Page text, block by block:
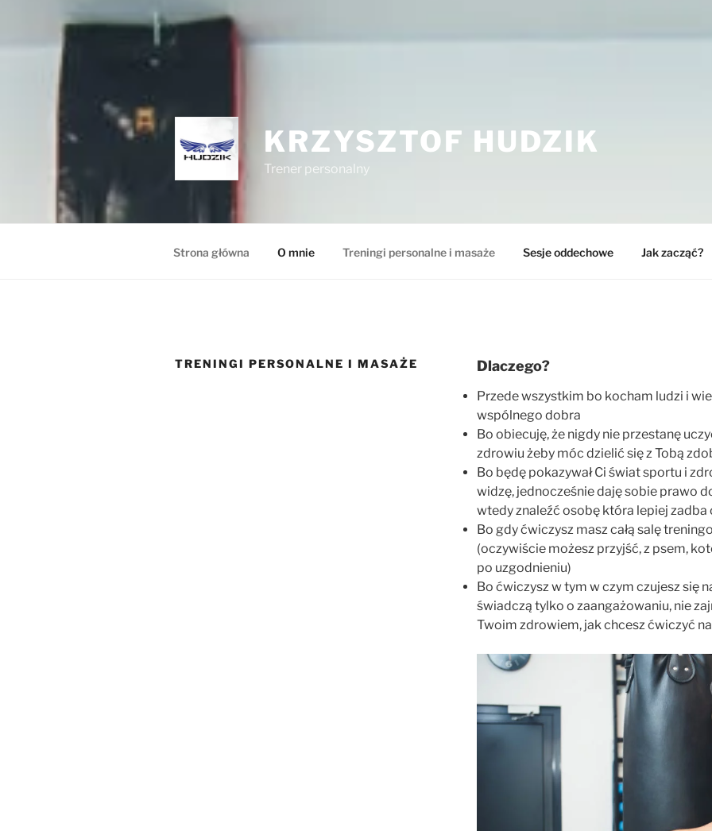
KRZYSZTOF HUDZIK
Trener personalny
Strona główna O mnie Treningi personalne i masaże Sesje oddechowe Jak zacząć?
TRENINGI PERSONALNE I MASAŻE Dlaczego?
Przede wszystkim bo kocham ludzi i
wspólnego dobra
Bo obiecuję, że nigdy nie przestanę
zdrowiu żeby móc dzielić się z Tobą
Bo będę pokazywał Ci świat sportu i
widzę, jednocześnie daję sobie prawo
wtedy znaleźć osobę która lepiej zadba
Bo gdy ćwiczysz masz całą salę
(oczywiście możesz przyjść, z psem,
po uzgodnieniu)
Bo ćwiczysz w tym w czym czujesz się
świadczą tylko o zaangażowaniu, nie
Twoim zdrowiem, jak chcesz ćwiczyć